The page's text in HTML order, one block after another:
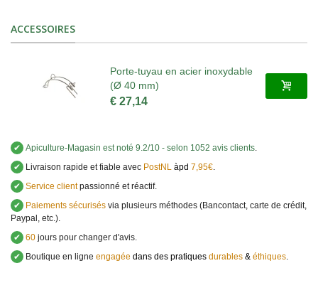
ACCESSOIRES
Porte-tuyau en acier inoxydable
(Ø 40 mm)
€ 27,14
✔ Apiculture-Magasin est noté 9.2/10 - selon 1052 avis clients.
✔
Livraison rapide et fiable avec PostNL àpd 7,95€.
✔ Service clientpassionné et réactif.
✔
Paiements sécurisés via plusieurs méthodes (Bancontact, carte de crédit,
Paypal, etc.).
✔ 60 jours pour changer d'avis.
✔
Boutique en ligne engagée dans des pratiques durables & éthiques.